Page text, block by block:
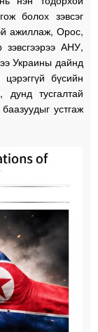
болох зэвсэг
ажиллаж, Орос,
зэвсгээрээ АНУ,
Украины дайнд
бүсийн
тусгалтай
устгаж